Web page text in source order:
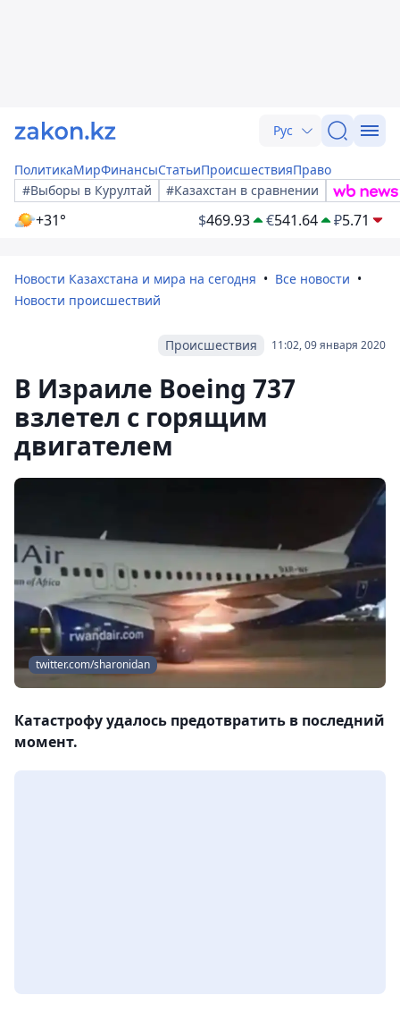
Рус
ПолитикаМирФинансыСтатьиПроисшествияПраво
#Выборы в Курултай
#Казахстан в сравнении
+31° $469.93 €541.64 ₽5.71
Новости Казахстана и мира на сегодня
Все новости
Новости происшествий
11:02, 09 января 2020
Происшествия
В Израиле Boeing 737
взлетел с горящим
двигателем
twitter.com/sharonidan
Катастрофу удалось предотвратить в последний
момент.